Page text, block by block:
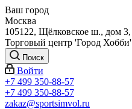
Ваш город
Москва
105122, Щёлковское ш., дом
Торговый центр 'Город Хобби'
Поиск
Войти
+7 499 350-88-57
+7 499 350-88-57
zakaz@sportsimvol.ru